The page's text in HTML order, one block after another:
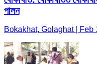
পালন
Bokakhat, Golaghat | Feb